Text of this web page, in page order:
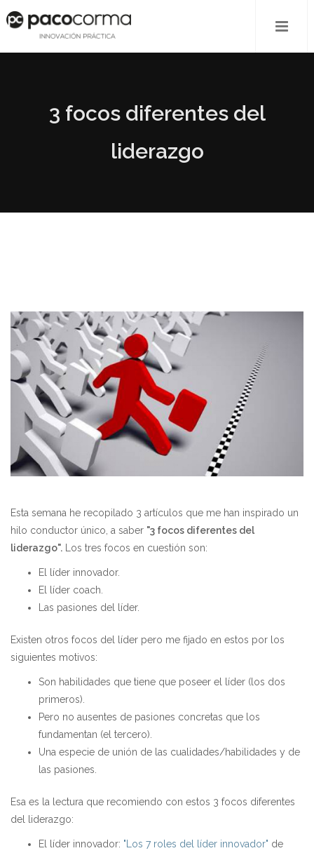
3 focos diferentes del
liderazgo
Esta semana he recopilado 3 artículos que me han inspirado un
hilo conductor único, a saber "3 focos diferentes del
liderazgo". Los tres focos en cuestión son:
El líder innovador.
El líder coach.
Las pasiones del líder.
Existen otros focos del líder pero me fijado en estos por los
siguientes motivos:
Son habilidades que tiene que poseer el líder (los dos
primeros).
Pero no ausentes de pasiones concretas que los
fundamentan (el tercero).
Una especie de unión de las cualidades/habilidades y de
las pasiones.
Esa es la lectura que recomiendo con estos 3 focos diferentes
del liderazgo:
El líder innovador: "Los 7 roles del líder innovador" de